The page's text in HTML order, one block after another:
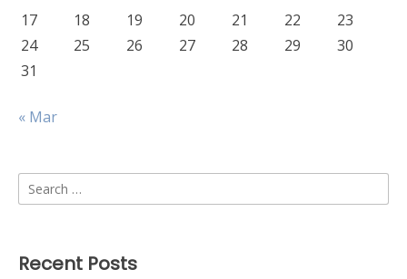
17
18 19 20 21 22
23
24
25 26 27 28 29
30
31
« Mar
Search
for:
Recent Posts